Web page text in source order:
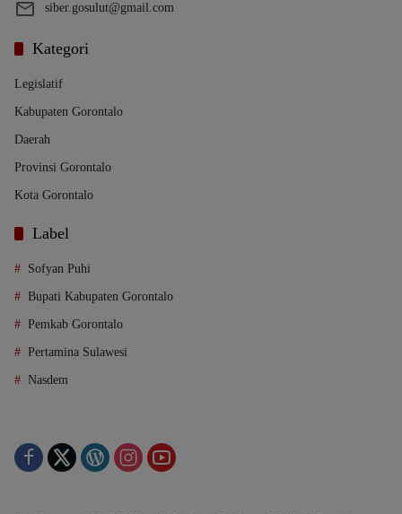
siber.gosulut@gmail.com
Kategori
Legislatif
Kabupaten Gorontalo
Daerah
Provinsi Gorontalo
Kota Gorontalo
Label
Sofyan Puhi
Bupati Kabupaten Gorontalo
Pemkab Gorontalo
Pertamina Sulawesi
Nasdem